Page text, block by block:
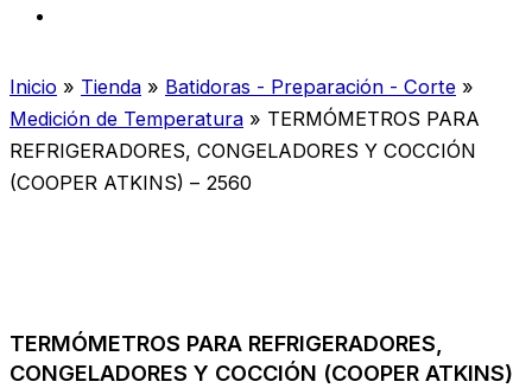
Inicio » Tienda » Batidoras - Preparación - Corte »
Medición de Temperatura » TERMÓMETROS PARA
REFRIGERADORES, CONGELADORES Y COCCIÓN
(COOPER ATKINS) – 2560
TERMÓMETROS PARA REFRIGERADORES,
CONGELADORES Y COCCIÓN (COOPER ATKINS)